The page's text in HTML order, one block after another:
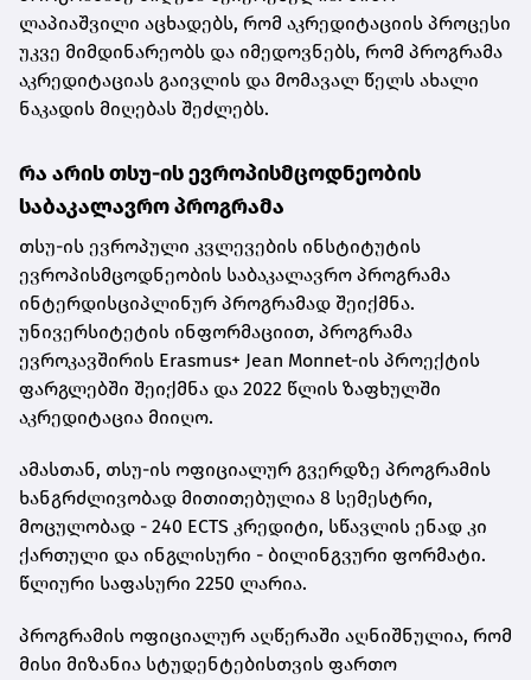
ლაპიაშვილი აცხადებს, რომ აკრედიტაციის პროცესი
უკვე მიმდინარეობს და იმედოვნებს, რომ პროგრამა
აკრედიტაციას გაივლის და მომავალ წელს ახალი
ნაკადის მიღებას შეძლებს.
რა არის თსუ-ის ევროპისმცოდნეობის
საბაკალავრო პროგრამა
თსუ-ის ევროპული კვლევების ინსტიტუტის
ევროპისმცოდნეობის საბაკალავრო პროგრამა
ინტერდისციპლინურ პროგრამად შეიქმნა.
უნივერსიტეტის ინფორმაციით, პროგრამა
ევროკავშირის Erasmus+ Jean Monnet-ის პროექტის
ფარგლებში შეიქმნა და 2022 წლის ზაფხულში
აკრედიტაცია მიიღო.
ამასთან, თსუ-ის ოფიციალურ გვერდზე პროგრამის
ხანგრძლივობად მითითებულია 8 სემესტრი,
მოცულობად - 240 ECTS კრედიტი, სწავლის ენად კი
ქართული და ინგლისური - ბილინგვური ფორმატი.
წლიური საფასური 2250 ლარია.
პროგრამის ოფიციალურ აღწერაში აღნიშნულია, რომ
მისი მიზანია სტუდენტებისთვის ფართო